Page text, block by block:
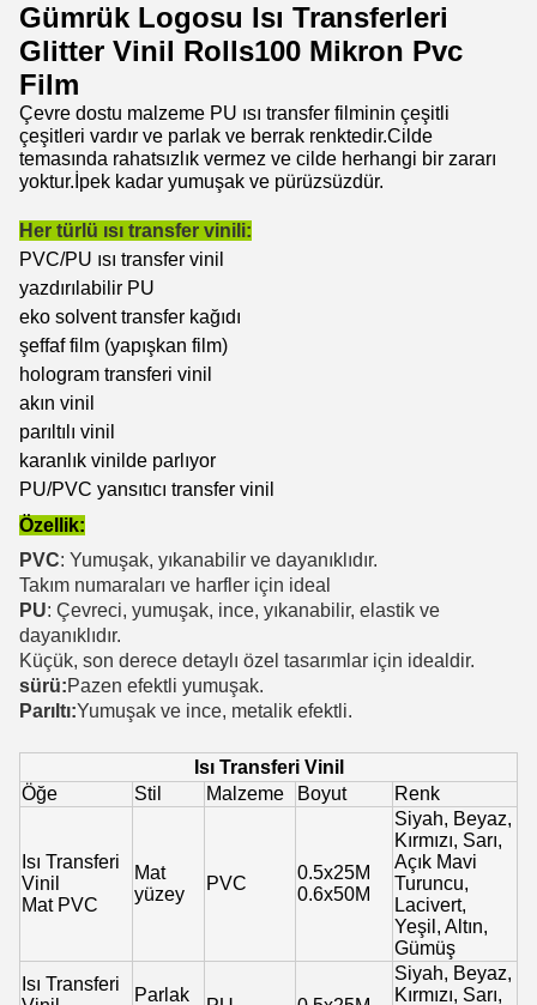
Gümrük Logosu Isı Transferleri
Glitter Vinil Rolls100 Mikron Pvc
Film
Çevre dostu malzeme PU ısı transfer filminin çeşitli
çeşitleri vardır ve parlak ve berrak renktedir.Cilde
temasında rahatsızlık vermez ve cilde herhangi bir zararı
yoktur.İpek kadar yumuşak ve pürüzsüzdür.
Her türlü ısı transfer vinili:
PVC/PU ısı transfer vinil
yazdırılabilir PU
eko solvent transfer kağıdı
şeffaf film (yapışkan film)
hologram transferi vinil
akın vinil
parıltılı vinil
karanlık vinilde parlıyor
PU/PVC yansıtıcı transfer vinil
Özellik:
PVC: Yumuşak, yıkanabilir ve dayanıklıdır.
Takım numaraları ve harfler için ideal
PU: Çevreci, yumuşak, ince, yıkanabilir, elastik ve
dayanıklıdır.
Küçük, son derece detaylı özel tasarımlar için idealdir.
sürü:Pazen efektli yumuşak.
Parıltı:Yumuşak ve ince, metalik efektli.
Isı Transferi Vinil
Öğe
Stil Malzeme Boyut Renk
Isı Transferi
Vinil
Mat PVC
Mat
yüzey
PVC
0.5x25M
0.6x50M
Siyah, Beyaz,
Kırmızı, Sarı,
Açık Mavi
Turuncu,
Lacivert,
Yeşil, Altın,
Gümüş
Isı Transferi
Parlak
Siyah, Beyaz,
Kırmızı, Sarı,